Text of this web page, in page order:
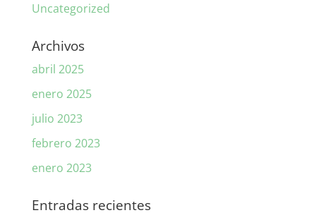
Uncategorized
Archivos
abril 2025
enero 2025
julio 2023
febrero 2023
enero 2023
Entradas recientes